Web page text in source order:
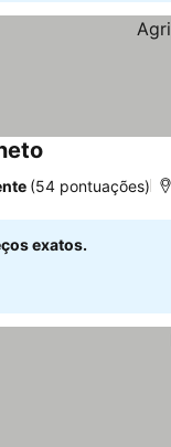
(54 pontuações)
exatos.